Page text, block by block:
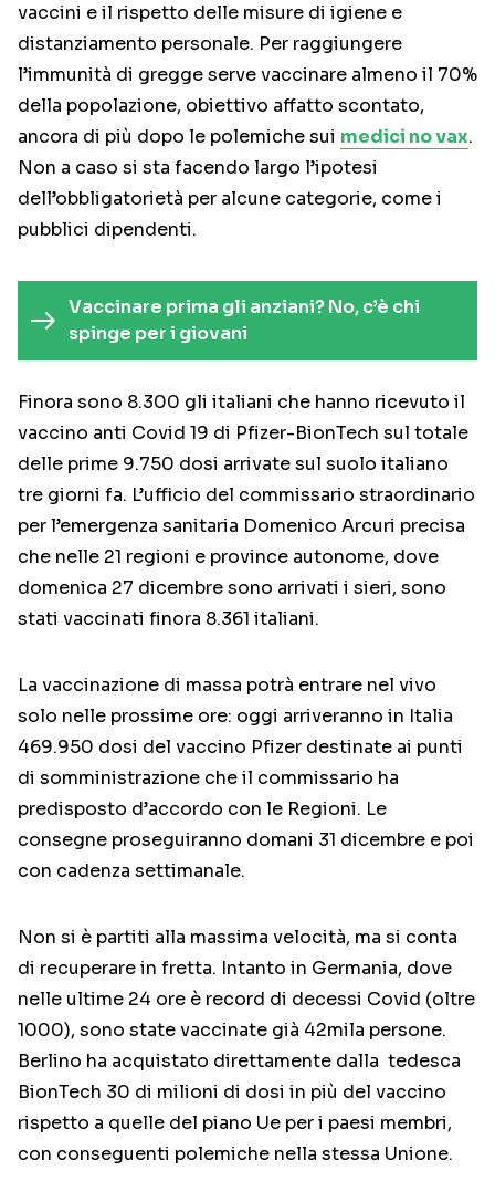
vaccini e il rispetto delle misure di igiene e
distanziamento personale. Per raggiungere
l’immunità di gregge serve vaccinare almeno il 70%
della popolazione, obiettivo affatto scontato,
ancora di più dopo le polemiche sui medici no vax.
Non a caso si sta facendo largo l’ipotesi
dell’obbligatorietà per alcune categorie, come i
pubblici dipendenti.
Vaccinare prima gli anziani? No, c’è chi
spinge per i giovani
Finora sono 8.300 gli italiani che hanno ricevuto il
vaccino anti Covid 19 di Pfizer-BionTech sul totale
delle prime 9.750 dosi arrivate sul suolo italiano
tre giorni fa. L’ufficio del commissario straordinario
per l’emergenza sanitaria Domenico Arcuri precisa
che nelle 21 regioni e province autonome, dove
domenica 27 dicembre sono arrivati i sieri, sono
stati vaccinati finora 8.361 italiani.
La vaccinazione di massa potrà entrare nel vivo
solo nelle prossime ore: oggi arriveranno in Italia
469.950 dosi del vaccino Pfizer destinate ai punti
di somministrazione che il commissario ha
predisposto d’accordo con le Regioni. Le
consegne proseguiranno domani 31 dicembre e poi
con cadenza settimanale.
Non si è partiti alla massima velocità, ma si conta
di recuperare in fretta. Intanto in Germania, dove
nelle ultime 24 ore è record di decessi Covid (oltre
1000), sono state vaccinate già 42mila persone.
Berlino ha acquistato direttamente dalla tedesca
BionTech 30 di milioni di dosi in più del vaccino
rispetto a quelle del piano Ue per i paesi membri,
con conseguenti polemiche nella stessa Unione.